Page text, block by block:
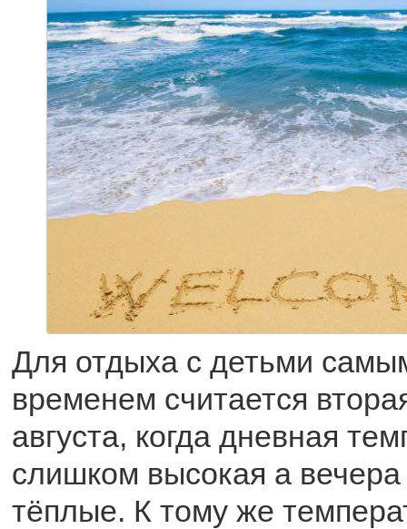
Для отдыха с детьми
временем считается
августа, когда дневная
слишком высокая а
тёплые. К тому же